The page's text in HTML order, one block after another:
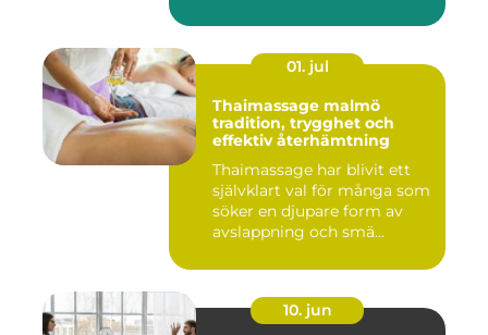
01. jul
Thaimassage malmö
tradition, trygghet och
effektiv återhämtning
Thaimassage har blivit ett
självklart val för många som
söker en djupare form av
avslappning och smä...
10. jun